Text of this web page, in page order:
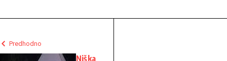
Predhodno
Niška